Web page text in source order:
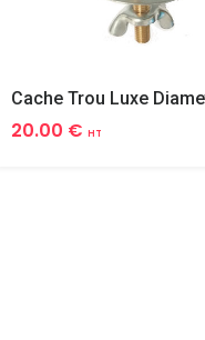
20.00 € HT